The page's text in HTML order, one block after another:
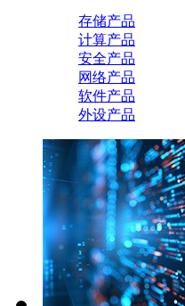
存储产品
计算产品
安全产品
网络产品
软件产品
外设产品